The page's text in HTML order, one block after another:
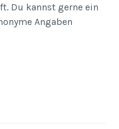
Du kannst gerne ein
Angaben